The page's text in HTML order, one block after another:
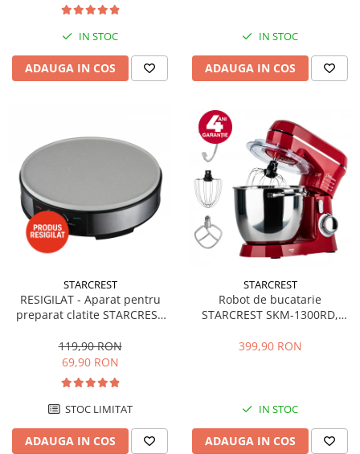
IN STOC
ADAUGA IN COS
IN STOC
ADAUGA IN COS
STARCREST
RESIGILAT - Aparat pentru
preparat clatite STARCREST
invelis ceramic antiaderent,
30 cm, Inox / Negru
119,90 RON
69,90 RON
STOC LIMITAT
ADAUGA IN COS
STARCREST
Robot de bucatarie
STARCREST SKM-1300RD,
Accesorii, 10 Viteze + Pulse,
399,90 RON
IN STOC
ADAUGA IN COS